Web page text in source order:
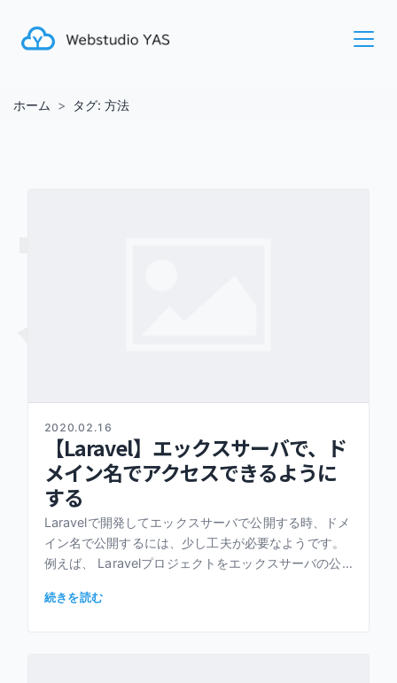
ホーム タグ: 方法
2020.02.16
【Laravel】エックスサーバで、ド
メイン名でアクセスできるように
する
Laravelで開発してエックスサーバで公開する時、ドメ
イン名で公開するには、少し工夫が必要なようです。
例えば、 Laravelプロジェクトをエックスサーバの公
続きを読む